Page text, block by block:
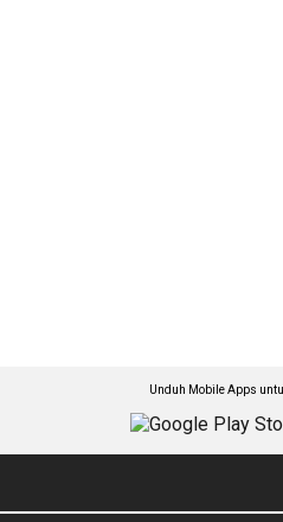
Unduh Mobile Apps